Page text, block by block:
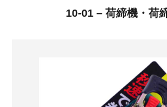
10-01 – 荷締機・荷